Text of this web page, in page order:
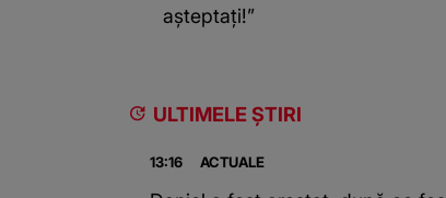
așteptați!”
ULTIMELE ȘTIRI
13:16 ACTUALE